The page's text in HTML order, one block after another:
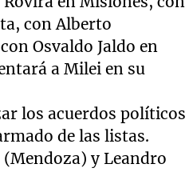
con Alberto
Osvaldo Jaldo en
a Milei en su
los acuerdos políticos
de las listas.
y Leandro